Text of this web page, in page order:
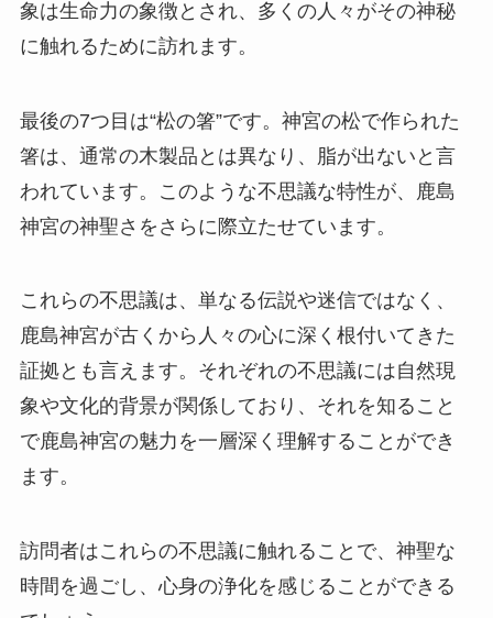
象は生命力の象徴とされ、多くの人々がその神秘
に触れるために訪れます。
最後の7つ目は“松の箸”です。神宮の松で作られた
箸は、通常の木製品とは異なり、脂が出ないと言
われています。このような不思議な特性が、鹿島
神宮の神聖さをさらに際立たせています。
これらの不思議は、単なる伝説や迷信ではなく、
鹿島神宮が古くから人々の心に深く根付いてきた
証拠とも言えます。それぞれの不思議には自然現
象や文化的背景が関係しており、それを知ること
で鹿島神宮の魅力を一層深く理解することができ
ます。
訪問者はこれらの不思議に触れることで、神聖な
時間を過ごし、心身の浄化を感じることができる